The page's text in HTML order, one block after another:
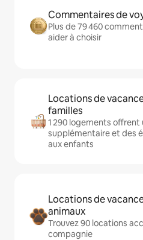
Commentaires de
Plus de 79 460
aider à choisir
Locations de
familles
1 290 logements offrent
supplémentaire et des
aux enfants
Locations de
animaux
Trouvez 90 locations
compagnie